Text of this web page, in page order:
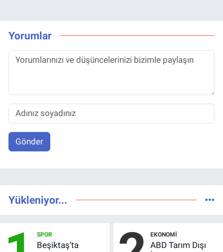
Yorumlar
Gönder
Yükleniyor...
SPOR
Beşiktaş’ta
EKONOMI
ABD Tarım Dışı